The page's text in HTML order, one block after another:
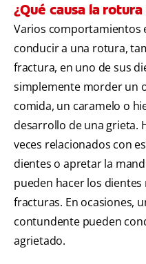
¿Qué causa la
Varios comportamientos
conducir a una rotura,
fractura, en uno de sus
simplemente morder un
comida, un caramelo o
desarrollo de una grieta.
veces relacionados con
dientes o apretar la
pueden hacer los
fracturas. En ocasiones,
contundente pueden
agrietado.